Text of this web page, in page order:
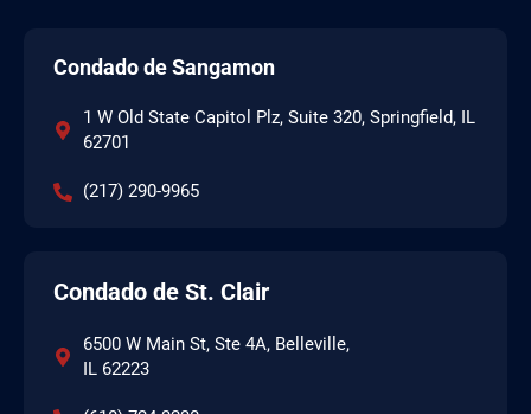
Condado de Sangamon
1 W Old State Capitol Plz, Suite 320, Springfield, IL
62701
(217) 290-9965
Condado de St. Clair
6500 W Main St, Ste 4A, Belleville,
IL 62223